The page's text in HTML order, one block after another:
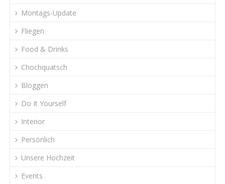
Montags-Update
Fliegen
Food & Drinks
Chochquatsch
Bloggen
Do It Yourself
Interior
Persönlich
Unsere Hochzeit
Events